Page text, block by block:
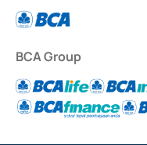
BCA Group